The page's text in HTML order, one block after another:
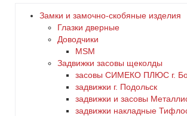
желтый
Замки и замочно-скобяные изделия
Глазки дверные
Доводчики
MSM
Задвижки засовы щеколды
заcовы СИМЕКО ПЛЮС г.
задвижки г. Подольск
задвижки и засовы
задвижки накладные